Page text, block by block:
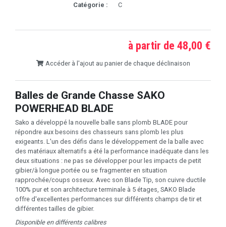
Catégorie : C
à partir de 48,00 €
Accéder à l'ajout au panier de chaque déclinaison
Balles de Grande Chasse SAKO
POWERHEAD BLADE
Sako a développé la nouvelle balle sans plomb BLADE pour
répondre aux besoins des chasseurs sans plomb les plus
exigeants. L'un des défis dans le développement de la balle avec
des matériaux alternatifs a été la performance inadéquate dans les
deux situations : ne pas se développer pour les impacts de petit
gibier/à longue portée ou se fragmenter en situation
rapprochée/coups osseux. Avec son Blade Tip, son cuivre ductile
100% pur et son architecture terminale à 5 étages, SAKO Blade
offre d'excellentes performances sur différents champs de tir et
différentes tailles de gibier.
Disponible en différents calibres